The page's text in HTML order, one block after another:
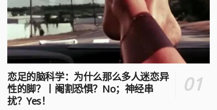
恋足的脑科学：为什么那么多人迷恋异
性的脚？丨阉割恐惧？No；神经串
扰？Yes！